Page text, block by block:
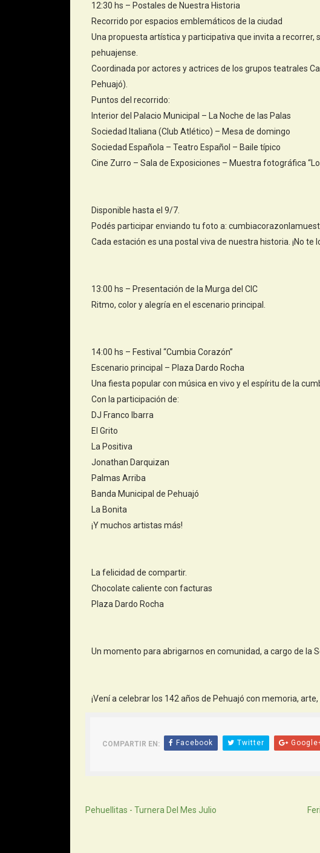
12:30 hs – Postales de Nuestra Historia
Recorrido por espacios emblemáticos de la ciudad
Una propuesta artística y participativa que invita a recorrer,
pehuajense.
Coordinada por actores y actrices de los grupos teatrales
Pehuajó).
Puntos del recorrido:
Interior del Palacio Municipal – La Noche de las Palas
Sociedad Italiana (Club Atlético) – Mesa de domingo
Sociedad Española – Teatro Español – Baile típico
Cine Zurro – Sala de Exposiciones – Muestra fotográfica
Disponible hasta el 9/7.
Podés participar enviando tu foto a:
Cada estación es una postal viva de nuestra historia. ¡No te
13:00 hs – Presentación de la Murga del CIC
Ritmo, color y alegría en el escenario principal.
14:00 hs – Festival “Cumbia Corazón”
Escenario principal – Plaza Dardo Rocha
Una fiesta popular con música en vivo y el espíritu de la
Con la participación de:
DJ Franco Ibarra
El Grito
La Positiva
Jonathan Darquizan
Palmas Arriba
Banda Municipal de Pehuajó
La Bonita
¡Y muchos artistas más!
La felicidad de compartir.
Chocolate caliente con facturas
Plaza Dardo Rocha
Un momento para abrigarnos en comunidad, a cargo de la
¡Vení a celebrar los 142 años de Pehuajó con memoria,
COMPARTIR EN: Facebook Twitter
Pehuellitas - Turnera Del Mes Julio